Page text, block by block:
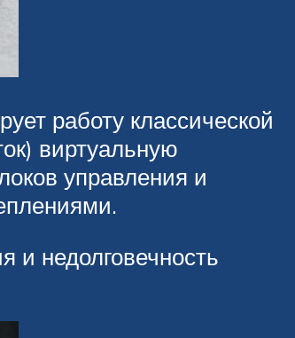
работу классической
виртуальную
управления и
и недолговечность